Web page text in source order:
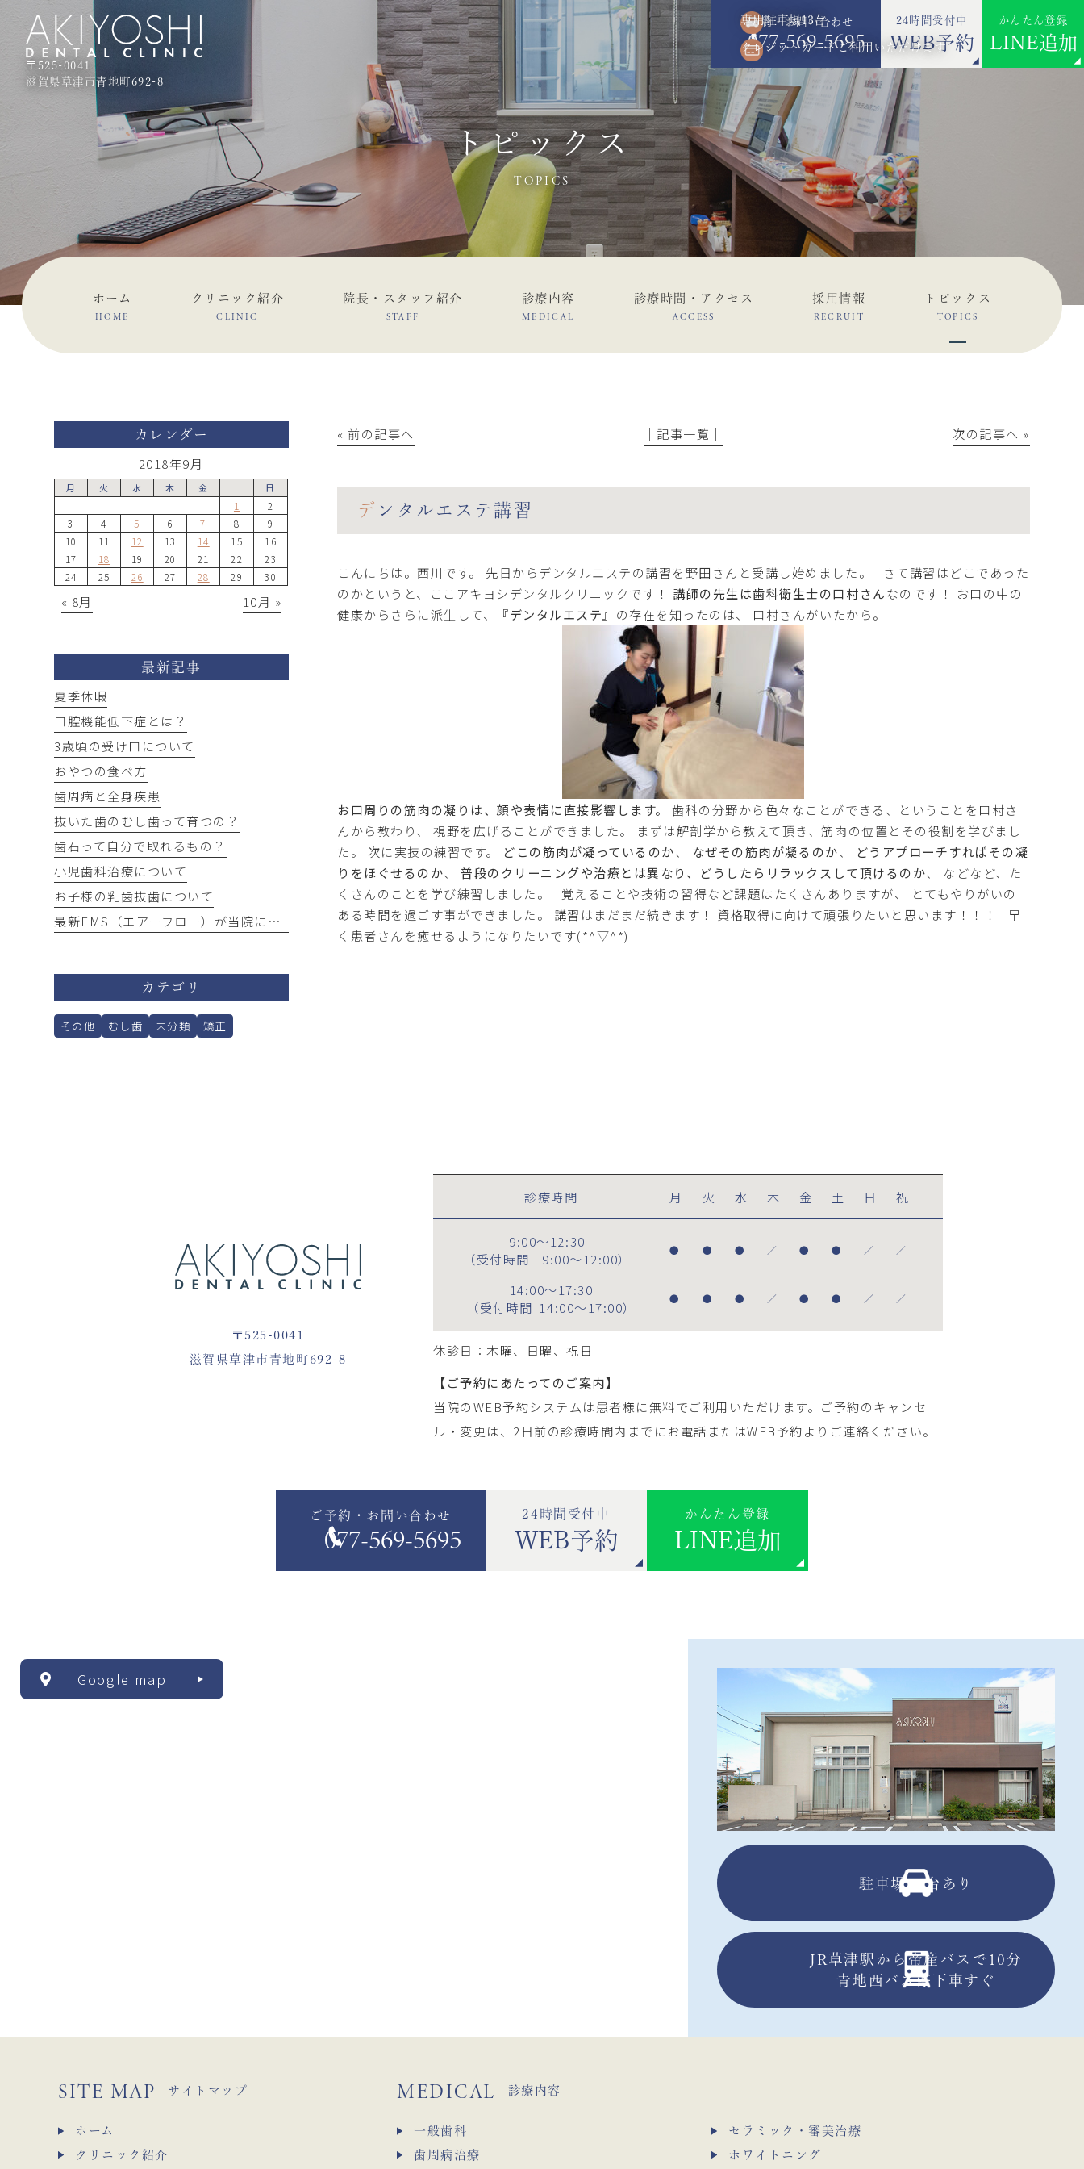
〒525-0041
滋賀県草津市青地町692-8
ご予約・お問い合わせ
077-569-5695
24時間受付中
WEB予約
かんたん登録
LINE追加
専用駐車場13台
クレジットカードご利用いただけます
トピックス
TOPICS
ホーム
HOME
クリニック紹介
CLINIC
院長・スタッフ紹介
STAFF
診療内容
MEDICAL
診療時間・アクセス
ACCESS
採用情報
RECRUIT
トピックス
TOPICS
« 前の記事へ │記事一覧│ 次の記事へ »
デンタルエステ講習
こんにちは。西川です。 先日からデンタルエステの講習を野田さんと受講し始めました。 さて講習はどこであった
のかというと、ここアキヨシデンタルクリニックです！ 講師の先生は歯科衛生士の口村さんなのです！ お口の中の
健康からさらに派生して、
『デンタルエステ』 の存在を知ったのは、 口村さんがいたから。
お口周りの筋肉の凝りは、顔や表情に直接影響します。
歯科の分野から色々なことができる、ということを口村さ
んから教わり、 視野を広げることができました。 まずは解剖学から教えて頂き、筋肉の位置とその役割を学びまし
た。 次に実技の練習です。
どこの筋肉が凝っているのか、 なぜその筋肉が凝るのか、
どうアプローチすればその凝
りをほぐせるのか、普段のクリーニングや治療とは異なり、どうしたらリラックスして頂けるのか、 などなど、た
くさんのことを学び練習しました。 覚えることや技術の習得など課題はたくさんありますが、 とてもやりがいの
ある時間を過ごす事ができました。 講習はまだまだ続きます！ 資格取得に向けて頑張りたいと思います！！！ 早
く患者さんを癒せるようになりたいです(*^▽^*)
カレンダー
2018年9月
月 火 水 木 金 土 日
1
2
3
4 5 6 7 8
9
10
11 12 13 14 15
16
17
18 19 20 21 22
23
24
25 26 27 28 29 30
« 8月 10月 »
最新記事
夏季休暇
口腔機能低下症とは？
3歳頃の受け口について
おやつの食べ方
歯周病と全身疾患
抜いた歯のむし歯って育つの？
歯石って自分で取れるもの？
小児歯科治療について
お子様の乳歯抜歯について
最新EMS（エアーフロー）が当院にやってきました！
カテゴリ
その他 むし歯 未分類 矯正
〒525-0041
滋賀県草津市青地町692-8
診療時間 月 火 水 木 金 土 日 祝
9:00～12:30
（受付時間
9:00～12:00）
● ● ● ／ ● ● ／ ／
14:00～17:30
（受付時間 14:00～17:00）
● ● ● ／ ● ● ／ ／
休診日：木曜、日曜、祝日
【ご予約にあたってのご案内】
当院のWEB予約システムは患者様に無料でご利用いただけます。ご予約のキャンセ
ル・変更は、2日前の診療時間内までにお電話またはWEB予約よりご連絡ください。
ご予約・お問い合わせ
077-569-5695
24時間受付中
WEB予約
かんたん登録
LINE追加
Google map
駐車場13台あり
JR草津駅から帝産バスで10分
青地西バス停下車すぐ
SITE MAP サイトマップ
ホーム
クリニック紹介
MEDICAL 診療内容
一般歯科
セラミック・審美治療
歯周病治療
ホワイトニング